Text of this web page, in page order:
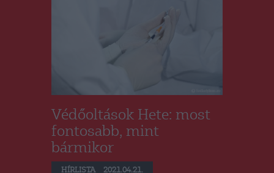
Védőoltások Hete: most
fontosabb, mint
bármikor
HÍRLISTA 2021.04.21.